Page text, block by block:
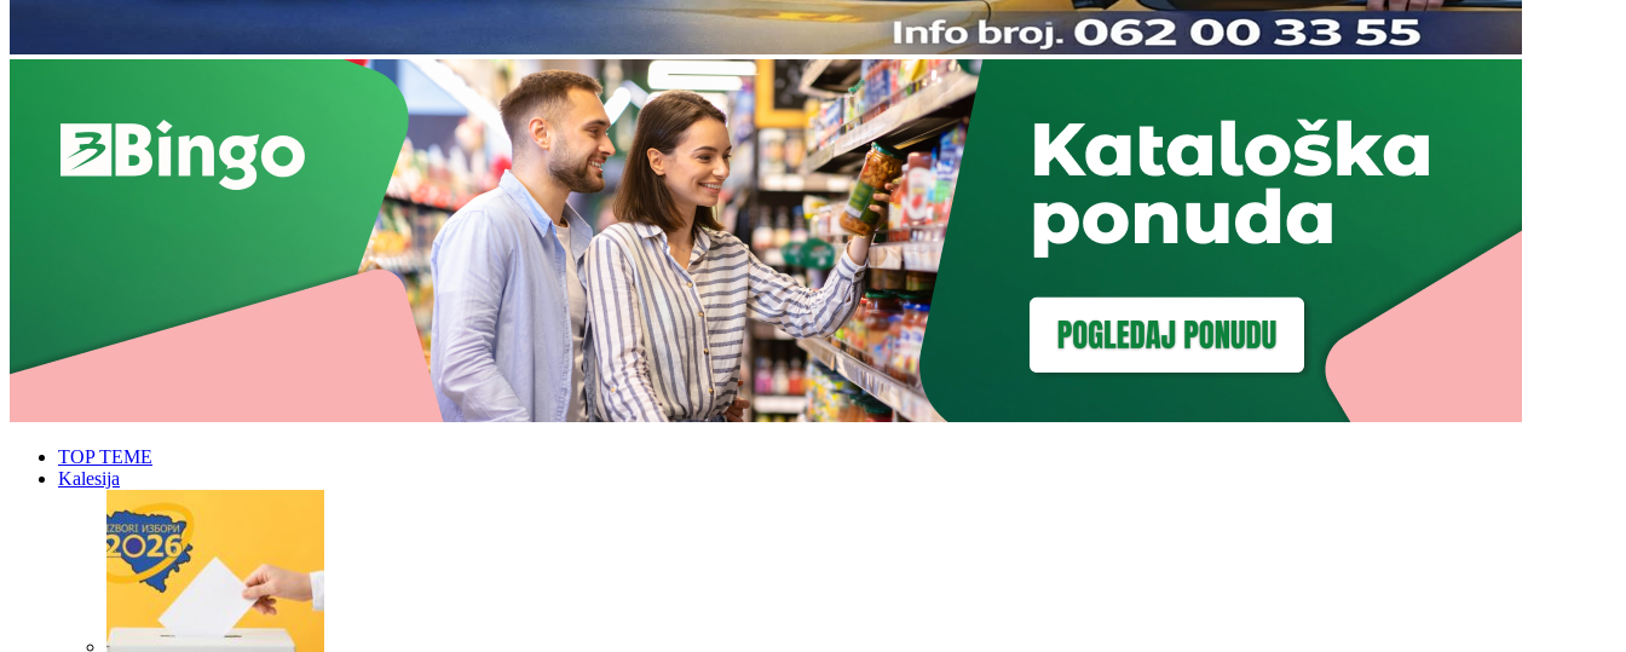
TOP TEME
Kalesija